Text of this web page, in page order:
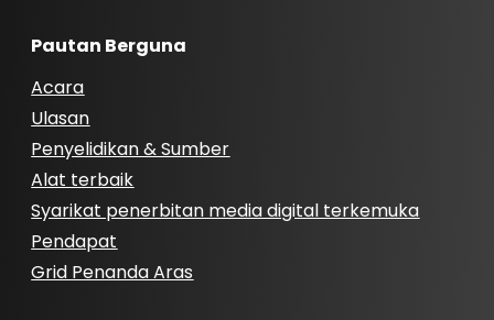
Pautan Berguna
Acara
Ulasan
Penyelidikan & Sumber
Alat terbaik
Syarikat penerbitan media digital terkemuka
Pendapat
Grid Penanda Aras